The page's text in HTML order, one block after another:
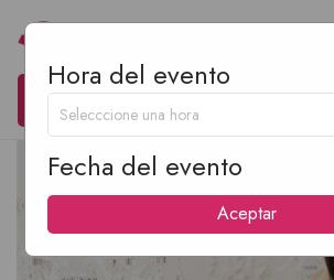
Organiza tu evento
Hora del evento
Fecha del evento
Aceptar